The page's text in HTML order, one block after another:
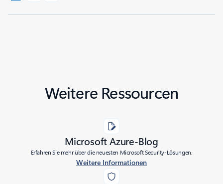
Weitere Ressourcen
Microsoft Azure-Blog
Erfahren Sie mehr über die neuesten Microsoft Security-Lösungen.
Weitere Informationen